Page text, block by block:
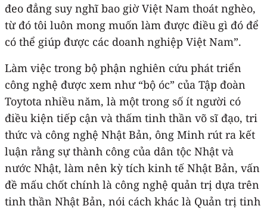
đeo đẳng suy nghĩ bao giờ Việt Nam thoát nghèo,
từ đó tôi luôn mong muốn làm được điều gì đó để
có thể giúp được các doanh nghiệp Việt Nam”.
Làm việc trong bộ phận nghiên cứu phát triển
công nghệ được xem như “bộ óc” của Tập đoàn
Toytota nhiều năm, là một trong số ít người có
điều kiện tiếp cận và thấm tinh thần võ sĩ đạo, tri
thức và công nghệ Nhật Bản, ông Minh rút ra kết
luận rằng sự thành công của dân tộc Nhật và
nước Nhật, làm nên kỳ tích kinh tế Nhật Bản, vấn
đề mấu chốt chính là công nghệ quản trị dựa trên
tinh thần Nhật Bản, nói cách khác là Quản trị tinh